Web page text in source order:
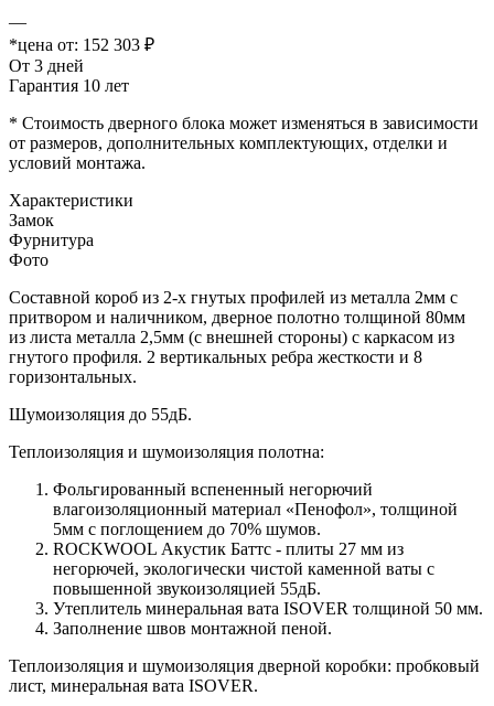
—
*цена от: 152 303 ₽
От 3 дней
Гарантия 10 лет
* Стоимость дверного блока может изменяться в зависимости
от размеров, дополнительных комплектующих, отделки и
условий монтажа.
Характеристики
Замок
Фурнитура
Фото
Составной короб из 2-х гнутых профилей из металла 2мм с
притвором и наличником, дверное полотно толщиной 80мм
из листа металла 2,5мм (с внешней стороны) c каркасом из
гнутого профиля. 2 вертикальных ребра жесткости и 8
горизонтальных.
Шумоизоляция до 55дБ.
Теплоизоляция и шумоизоляция полотна:
Фольгированный вспененный негорючий
влагоизоляционный материал «Пенофол», толщиной
5мм с поглощением до 70% шумов.
ROCKWOOL Акустик Баттс - плиты 27 мм из
негорючей, экологически чистой каменной ваты с
повышенной звукоизоляцией 55дБ.
Утеплитель минеральная вата ISOVER толщиной 50 мм.
Заполнение швов монтажной пеной.
Теплоизоляция и шумоизоляция дверной коробки: пробковый
лист, минеральная вата ISOVER.